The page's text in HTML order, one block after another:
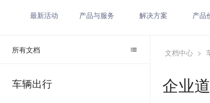
最新活动 产品与服务 解决方案 产品
所有文档
车辆出行
文档中心 >
企业